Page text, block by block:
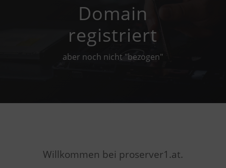
Domain
registriert
aber noch nicht "bezogen"
Willkommen bei proserver1.at.